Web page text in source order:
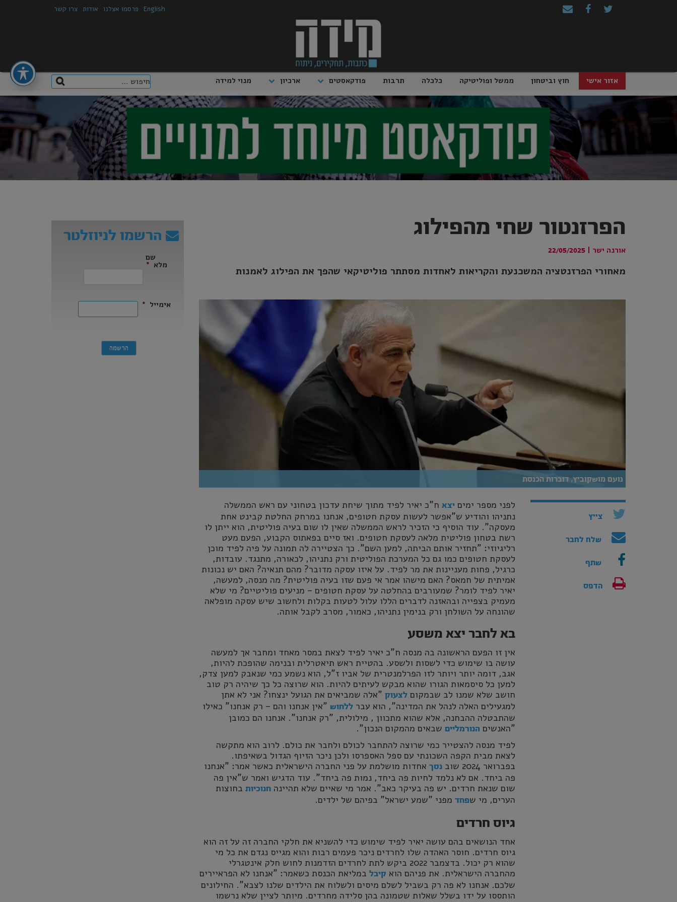
English פרסמו אצלנו אודות צרו קשר
חיפוש: אזור אישי חוץ וביטחון ממשל ופוליטיקה כלכלה תרבות פודקאסטים ארכיון מנוי למידה
הפרזנטור שחי מהפילוג
אורנה ישר 22/05/2025
מאחורי הפרזנטציה המשכנעת והקריאות לאחדות מסתתר פוליטיקאי שהפך את הפילוג לאמנות
נועם מושקוביץ, דוברות הכנסת
צייץ
שלח לחבר
שתף
הדפס
לפני מספר ימיםיצא ח"כ יאיר לפיד מתוך שיחת עדכון בטחוני עם ראש הממשלה
נתניהו והודיע ש"אפשר לעשות עסקת חטופים, אנחנו במרחק החלטת קבינט אחת
מעסקה". עוד הוסיף כי הזכיר לראש הממשלה שאין לו שום בעיה פוליטית, הוא ייתן לו
רשת בטחון פוליטית מלאה לעסקת חטופים. ואז סיים בפאתוס הקבוע, הפעם מעט
רליגיוזי: "תחזיר אותם הביתה, למען השם". כך הצטיירה לה תמונה על פיה לפיד מוכן
לעסקת חטופים כמו גם כל המערכת הפוליטית ורק נתניהו, לכאורה, מתנגד. עובדות,
כרגיל, פחות מעניינות את מר לפיד. על איזו עסקה מדובר? מהם תנאיה? האם יש נכונות
אמיתית של חמאס? האם מישהו אמר אי פעם שזו בעיה פוליטית? מה מנסה, למעשה,
יאיר לפיד לומר? שמעורבים בהחלטה על עסקת חטופים – מניעים פוליטיים? מי שלא
מעמיק בצפייה ובהאזנה לדברים הללו עלול לטעות בקלות ולחשוב שיש עסקה מופלאה
שהונחה על השולחן ורק בנימין נתניהו, כאמור, מסרב לקבל אותה.
בא לחבר יצא משסע
אין זו הפעם הראשונה בה מנסה ח"כ יאיר לפיד לצאת במסר מאחד ומחבר אך למעשה
עושה בו שימוש כדי לשסות ולשסע. בהטיית ראש תיאטרלית ובנימה שהופכת להיות,
אגב, דומה יותר ויותר לזו הפרלמנטרית של אביו ז"ל, הוא נשמע כמי שנאבק למען צדק,
למען כל סיסמאות הגורו שהוא מבקש לעיתים להיות. הוא שרוצה כל כך שיהיה רק טוב
חושב שלא שמנו לב שבמקוםלצעוק "אלה שמביאים את הגועל ינצחו? אני לא אתן
למגעילים האלה לנהל את המדינה", הוא עברללחוש "אין אנחנו והם – רק אנחנו" כאילו
שהתבטלה ההבחנה, אלא שהוא מתכוון , מילולית, "רק אנחנו". אנחנו הם כמובן
"האנשים הנורמליים שבאים מהמקום הנכון".
לפיד מנסה להצטייר כמי שרוצה להתחבר לכולם ולחבר את כולם. לרוב הוא מתקשה
לצאת מבית הקפה השכונתי עם ספל האספרסו ולכן ניכר הזיוף הגדול בשאיפתו.
בפברואר 2024 שוב
נסך אחדות מושלמת על פני החברה הישראלית כאשר אמר: "אנחנו
פה ביחד. אם לא נלמד לחיות פה ביחד, נמות פה ביחד". עוד הדגיש ואמר ש"אין פה
שום שנאת חרדים. יש פה בעיקר כאב". אמר מי שאיים שלא תהיינהחנוכיות בחוצות
הערים, מי שפחד מפני "שמע ישראל" בפיהם של ילדים.
גיוס חרדים
אחד הנושאים בהם עושה יאיר לפיד שימוש כדי להשניא את חלקי החברה זה על זה הוא
גיוס חרדים. חוסר האהדה שלו לחרדים ניכר פעמים רבות והוא מגייס נגדם את כל מי
שהוא רק יכול. בדצמבר 2022 ביקש לתת לחרדים הזדמנות לחוש חלק אינטגרלי
מהחברה הישראלית. את פניהם הוא קיבל במליאת הכנסת כשאמר: "אנחנו לא הפראיירים
שלכם. אנחנו לא פה רק בשביל לשלם מיסים ולשלוח את הילדים שלנו לצבא". החילונים
הותססו על ידו בשלל שאלות שטמונה בהן סלידה מחרדים. מיותר לציין שלא נרשמו
הרשמו לניוזלטר
שם
מלא *
אימייל *